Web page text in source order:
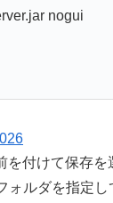
nogui
を付けて保存
ォルダを指定し